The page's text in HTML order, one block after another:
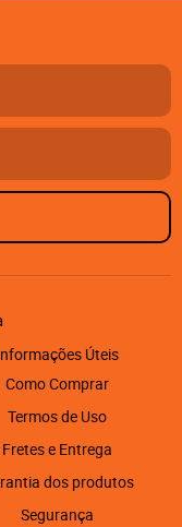
Úteis
Como Comprar
Termos de Uso
Fretes e Entrega
dos produtos
Segurança